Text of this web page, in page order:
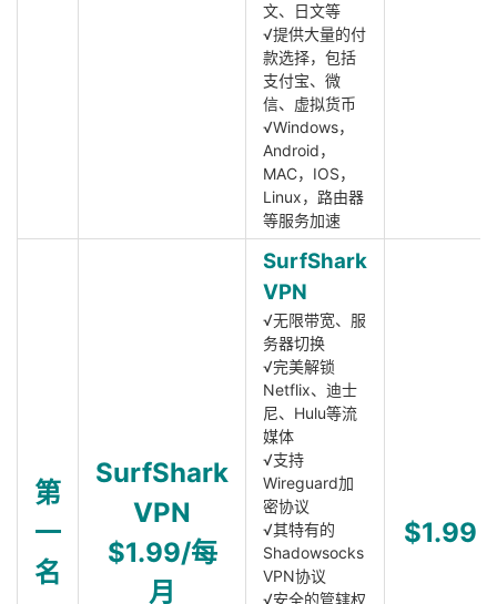
文、日文等
√提供大量的付
款选择，包括
支付宝、微
信、虚拟货币
√Windows，
Android，
MAC，IOS，
Linux，路由器
等服务加速
第
一
名
SurfShark
VPN
$1.99/每
月
SurfShark
VPN
√无限带宽、服
务器切换
√完美解锁
Netflix、迪士
尼、Hulu等流
媒体
√支持
Wireguard加
密协议
√其特有的
Shadowsocks
VPN协议
√安全的管辖权
$1.99